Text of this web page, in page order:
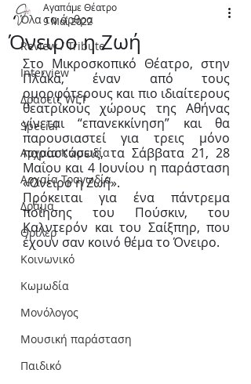
Όλα τα άρθρα
Review / Tribute
Interview
Δράσεις WLT
Special
Αρχαία Κωμωδία
Αρχαία Τραγωδία
Δράμα
Θρίλερ
Κοινωνικό
Κωμωδία
Μονόλογος
Μουσική παράσταση
Παιδικό
Όνειρο η Ζωή
Αγαπάμε Θέατρο
9 Μαΐ 2022
Στο Μικροσκοπικό Θέατρο, στην
Πλάκα, έναν από τους
ομορφότερους και πιο ιδιαίτερους
θεατρικούς χώρους της Αθήνας
γίνεται “επανεκκίνηση” και θα
παρουσιαστεί για τρεις μόνο
παραστάσεις, τα Σάββατα 21, 28
Μαΐου και 4 Ιουνίου η παράσταση
«Όνειρο η Ζωή».
Πρόκειται για ένα πάντρεμα
ποίησης του Πούσκιν, του
Καλντερόν και του Σαίξπηρ, που
έχουν σαν κοινό θέμα το Όνειρο.